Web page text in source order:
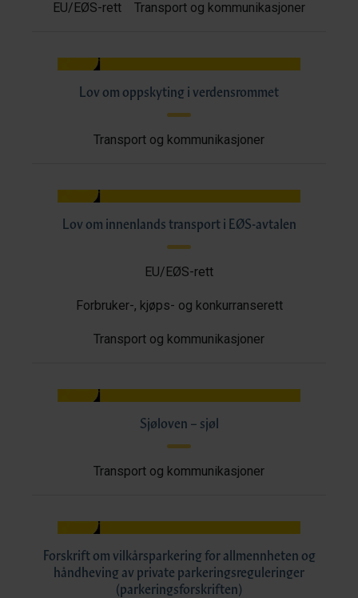
EU/EØS-rett Transport og kommunikasjoner
Lov om oppskyting i verdensrommet
Transport og kommunikasjoner
Lov om innenlands transport i EØS-avtalen
EU/EØS-rett
Forbruker-, kjøps- og konkurranserett
Transport og kommunikasjoner
Sjøloven – sjøl
Transport og kommunikasjoner
Forskrift om vilkårsparkering for allmennheten og
håndheving av private parkeringsreguleringer
(parkeringsforskriften)